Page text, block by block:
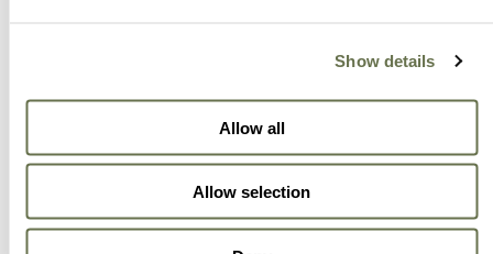
Show details
Allow all
Allow selection
en la que puedes
Un aliado para tener prácticas comerciales más